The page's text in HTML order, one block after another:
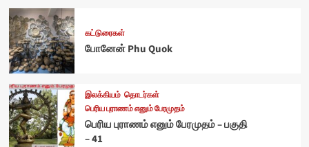
கட்டுரைகள்
போனேன் Phu Quok
இலக்கியம் தொடர்கள்
பெரிய புராணம் எனும் பேரமுதம்
பெரிய புராணம் எனும் பேரமுதம் – பகுதி
– 41